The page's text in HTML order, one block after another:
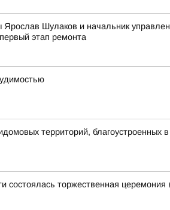
Ярослав Шулаков и начальник
этап ремонта
территорий, благоустроенных
состоялась торжественная